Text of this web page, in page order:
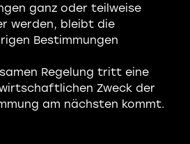
ganz oder teilweise
werden, bleibt die
Bestimmungen
Regelung tritt eine
Zweck der
am nächsten kommt.